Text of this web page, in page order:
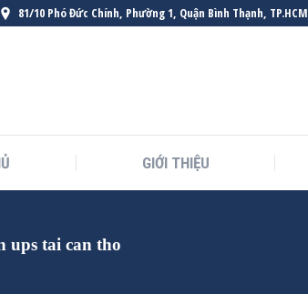
81/10 Phó Đức Chính, Phường 1, Quận Bình Thạnh, TP.HCM
GIỚI THIỆU
ups tai can tho